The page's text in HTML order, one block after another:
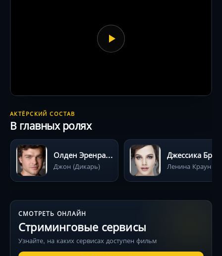
АКТЁРСКИЙ СОСТАВ
В главных ролях
Олден Эренрайк
Джон (Дикарь) Ленина Краун
СМОТРЕТЬ ОНЛАЙН
Стриминговые сервисы
Узнайте, на каких сервисах доступен фильм